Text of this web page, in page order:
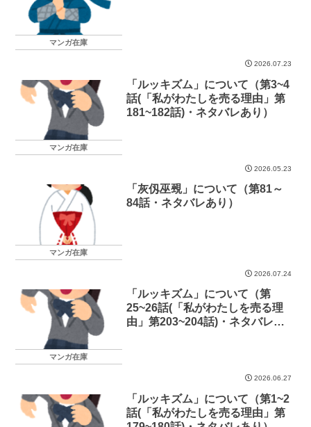
マンガ在庫
2026.07.23
マンガ在庫
「ルッキズム」について（第3~4
話(「私がわたしを売る理由」第
181~182話)・ネタバレあり）
2026.05.23
マンガ在庫
「灰仭巫覡」について（第81～
84話・ネタバレあり）
2026.07.24
マンガ在庫
「ルッキズム」について（第
25~26話(「私がわたしを売る理
由」第203~204話)・ネタバレあ
2026.06.27
「ルッキズム」について（第1~2
話(「私がわたしを売る理由」第